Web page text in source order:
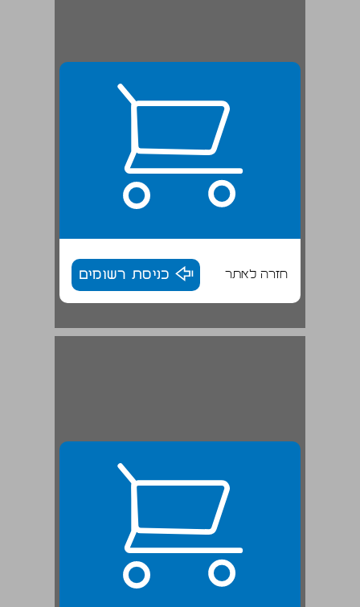
חזרה לאתר כניסת רשומים
פרק שני: מסעות ... 27